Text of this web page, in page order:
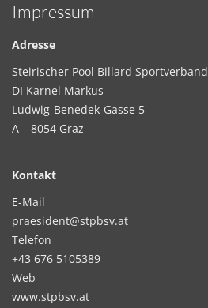
Impressum
Adresse
Steirischer Pool Billard Sportverband
DI Karnel Markus
Ludwig-Benedek-Gasse 5
A – 8054 Graz
Kontakt
E-Mail
praesident@stpbsv.at
Telefon
+43 676 5105389
Web
www.stpbsv.at